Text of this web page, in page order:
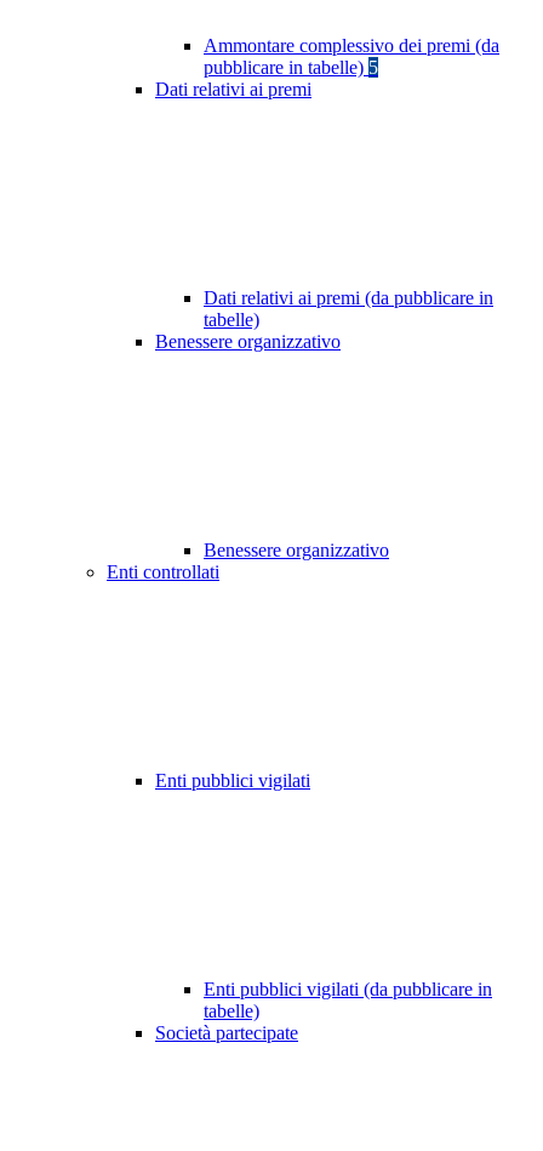
Ammontare complessivo dei premi (da
pubblicare in tabelle) 5
Dati relativi ai premi
Dati relativi ai premi (da pubblicare in
tabelle)
Benessere organizzativo
Benessere organizzativo
Enti controllati
Enti pubblici vigilati
Enti pubblici vigilati (da pubblicare in
tabelle)
Società partecipate